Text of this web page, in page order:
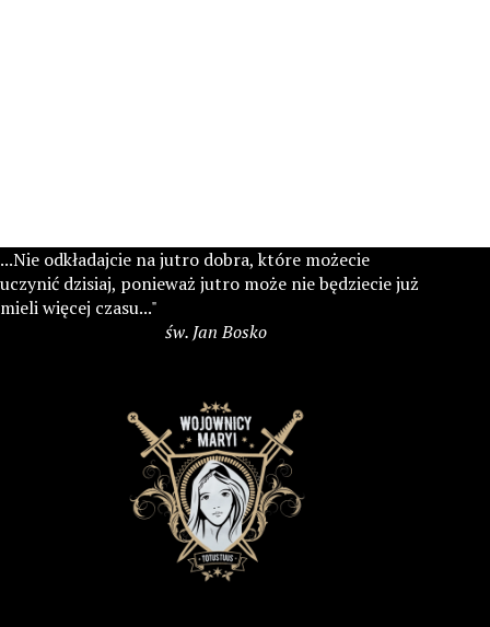
...Nie odkładajcie na jutro dobra, które możecie
uczynić dzisiaj, ponieważ jutro może nie będziecie już
mieli więcej czasu..."
św. Jan Bosko